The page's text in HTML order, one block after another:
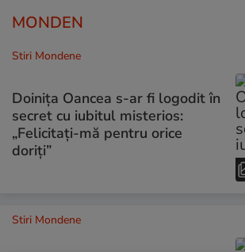
MONDEN
Stiri Mondene
Doinița Oancea s-ar fi logodit în
secret cu iubitul misterios:
„Felicitați-mă pentru orice
doriți”
Stiri Mondene